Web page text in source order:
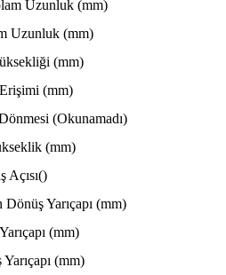
Uzunluk (mm)
Uzunluk (mm)
(mm)
(mm)
(Okunamadı)
(mm)
Açısı()
Yarıçapı (mm)
(mm)
(mm)